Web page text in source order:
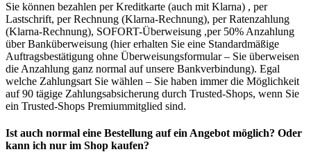
Sie können bezahlen per Kreditkarte (auch mit Klarna) , per
Lastschrift, per Rechnung (Klarna-Rechnung), per Ratenzahlung
(Klarna-Rechnung), SOFORT-Überweisung ,per 50% Anzahlung
über Banküberweisung (hier erhalten Sie eine Standardmäßige
Auftragsbestätigung ohne Überweisungsformular – Sie überweisen
die Anzahlung ganz normal auf unsere Bankverbindung). Egal
welche Zahlungsart Sie wählen – Sie haben immer die Möglichkeit
auf 90 tägige Zahlungsabsicherung durch Trusted-Shops, wenn Sie
ein Trusted-Shops Premiummitglied sind.
Ist auch normal eine Bestellung auf ein Angebot möglich? Oder
kann ich nur im Shop kaufen?